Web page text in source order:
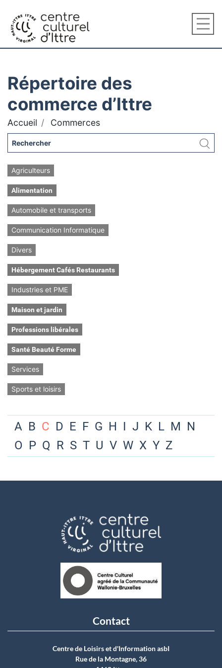
Répertoire des
commerce d’Ittre
Accueil Commerces
Agriculteurs
Alimentation
Automobile et transports
Communication Informatique
Divers
Hébergement Cafés Restaurants
Industries et PME
Maison et jardin
Professions libérales
Santé Beauté Forme
Services
Sports et loisirs
A B C D E F G H I J K L M N
O P Q R S T U V W X Y Z
Contact
Centre de Loisirs et d'Information asbI
Rue de la Montagne, 36